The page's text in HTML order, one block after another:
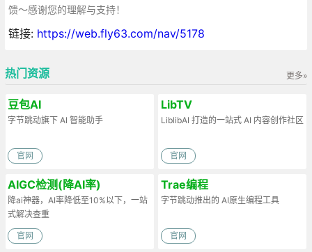
馈～感谢您的理解与支持！
链接: https://web.fly63.com/nav/5178
更多»
热门资源
豆包AI
字节跳动旗下 AI 智能助手
官网
LibTV
LiblibAI 打造的一站式 AI 内容创作社区
官网
AIGC检测(降AI率)
降ai神器，AI率降低至10%以下，一站
式解决查重
官网
Trae编程
字节跳动推出的 AI原生编程工具
官网